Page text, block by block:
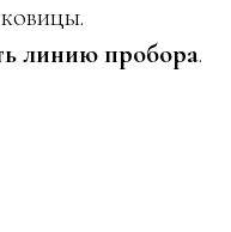
линию пробора.